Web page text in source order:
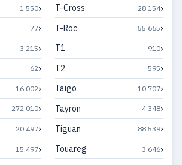
1.550›
77›
3.215›
62›
16.002›
272.010›
20.497›
15.497›
T-Cross 28.154›
T-Roc 55.665›
T1 910›
T2 595›
Taigo 10.707›
Tayron 4.348›
Tiguan 88.539›
Touareg 3.646›